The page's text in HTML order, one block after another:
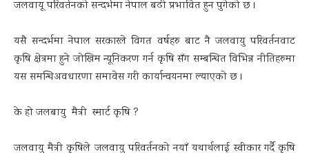
जलवायू परिवर्तनको सन्दर्भमा नेपाल बढी प्रभावित हुन पुगेको छ ।
यसै सन्दर्भमा नेपाल सरकारले विगत वर्षहरु बाट नै जलवायु परिवर्तनवाट
कृषि क्षेत्रमा हुने जोखिम न्यूनिकरण गर्न कृषि सँग सम्बन्धित विभिन्न नीतिहरुमा
यस समन्धिअवधारणा समावेस गरी कार्यान्वयनमा ल्याएको छ ।
के हो जलबायु मैत्री स्मार्ट कृषि ?
जलवायु मैत्री कृषिले जलवायु परिवर्तनको नयाँ यथार्थलाई स्वीकार गर्दै कृषि